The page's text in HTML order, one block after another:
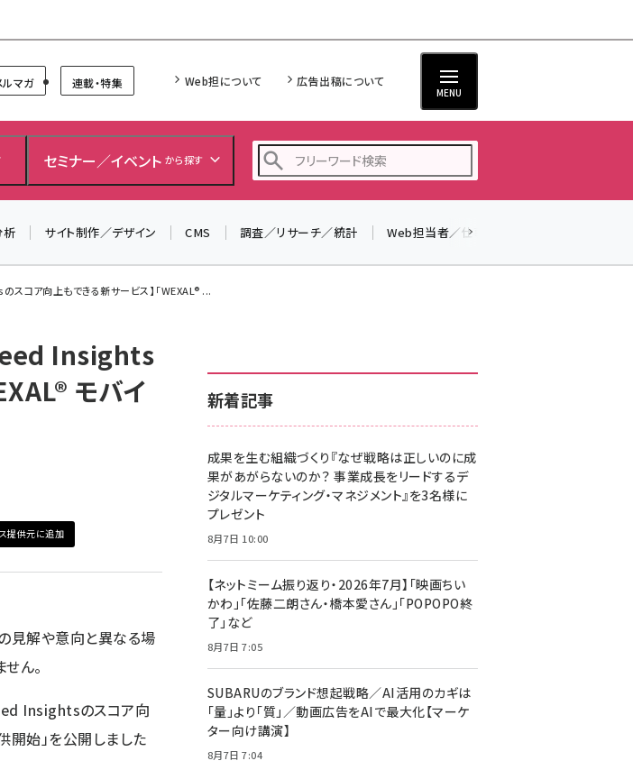
マガ 連載・特集 Web担について 広告出稿について
MENU
セミナー／イベント から探す
z世代 (1623)
meo (1277)
llmo (1166)
析 サイト制作／デザイン CMS 調査／リサーチ／統計 Web担当者／仕事
コア向上もできる新サービス】「WEXAL® ...
Insights
モバイ
提供元に追加
見解や意向と異なる場
ん。
Insightsのスコア向
開始」を公開しました
新着記事
成果を生む組織づくり『なぜ戦略は正しいのに成
果があがらないのか？ 事業成長をリードするデ
ジタルマーケティング・マネジメント』を3名様に
プレゼント
8月7日 10:00
【ネットミーム振り返り・2026年7月】「映画ちい
かわ」「佐藤二朗さん・橋本愛さん」「POPOPO終
了」など
8月7日 7:05
SUBARUのブランド想起戦略／AI活用のカギは
「量」より「質」／動画広告をAIで最大化【マーケ
ター向け講演】
8月7日 7:04